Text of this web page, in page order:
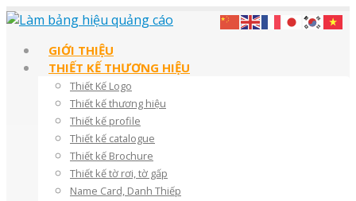
GIỚI THIỆU
THIẾT KẾ THƯƠNG HIỆU
Thiết Kế Logo
Thiết kế thương hiệu
Thiết kế profile
Thiết kế catalogue
Thiết kế Brochure
Thiết kế tờ rơi, tờ gấp
Name Card, Danh Thiếp